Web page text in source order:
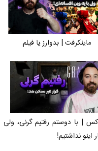
ماینکرفت | بدوارز یا فیلم
| با دوستم رفتیم گرنی، ولی
اینو نداشتیم!